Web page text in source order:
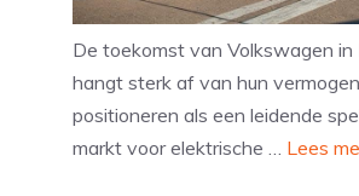
De toekomst van Volkswagen in
hangt sterk af van hun
positioneren als een leidende
markt voor elektrische … Lees